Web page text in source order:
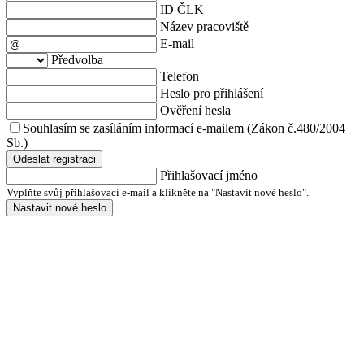
ID ČLK
Název pracoviště
E-mail
Předvolba
Telefon
Heslo pro přihlášení
Ověření hesla
Souhlasím se zasíláním informací e-mailem (Zákon č.480/2004
Sb.)
Odeslat registraci
Přihlašovací jméno
Vyplňte svůj přihlašovací e-mail a klikněte na "Nastavit nové heslo".
Nastavit nové heslo